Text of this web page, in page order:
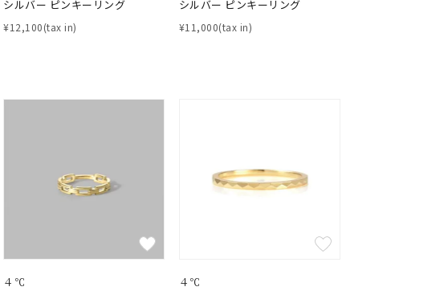
シルバー ピンキーリング
¥12,100(tax in)
シルバー ピンキーリング
¥11,000(tax in)
４℃
４℃